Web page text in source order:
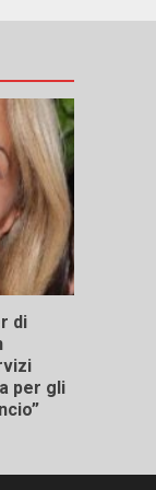
di
per gli